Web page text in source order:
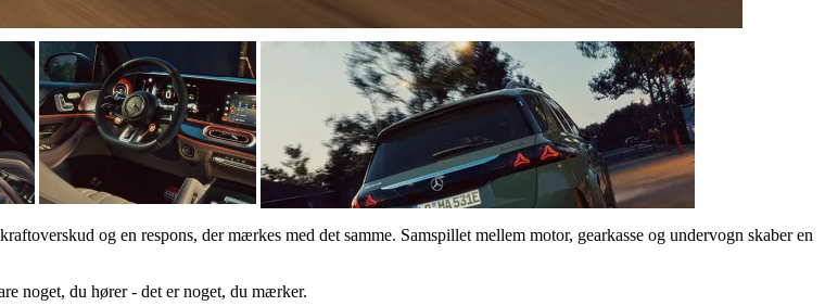
og en respons, der mærkes med det samme. Samspillet mellem motor, gearkasse og undervogn skaber en
noget, du hører - det er noget, du mærker.